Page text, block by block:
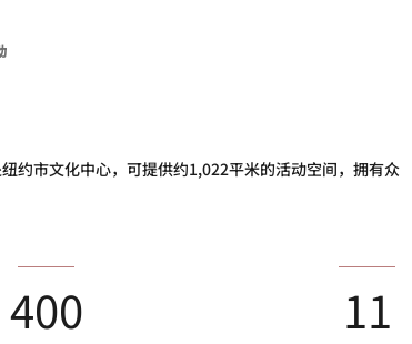
约市文化中心，可提供约1,022平米的活动空间，拥有众
400 11